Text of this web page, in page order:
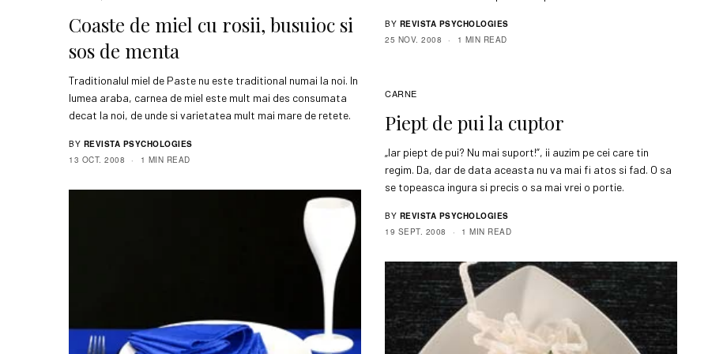
BY REVISTA PSYCHOLOGIES
25 NOV. 2008
1 MIN READ
Coaste de miel cu rosii, busuioc si
sos de menta
Traditionalul miel de Paste nu este traditional numai la noi. In
lumea araba, carnea de miel este mult mai des consumata
decat la noi, de unde si varietatea mult mai mare de retete.
BY REVISTA PSYCHOLOGIES
13 OCT. 2008
1 MIN READ
CARNE
Piept de pui la cuptor
„Iar piept de pui? Nu mai suport!”, ii auzim pe cei care tin
regim. Da, dar de data aceasta nu va mai fi atos si fad. O sa
se topeasca ingura si precis o sa mai vrei o portie.
BY REVISTA PSYCHOLOGIES
19 SEPT. 2008
1 MIN READ